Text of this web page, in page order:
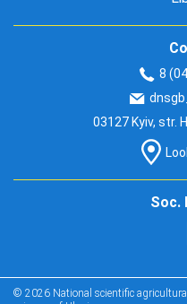
8
03127 Kyiv, str.
Soc.
© 2026 National scientific